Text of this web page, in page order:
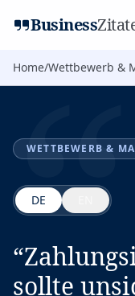
Business
Home/Wettbewerb &
“
WETTBEWERB &
DE
“
sollte